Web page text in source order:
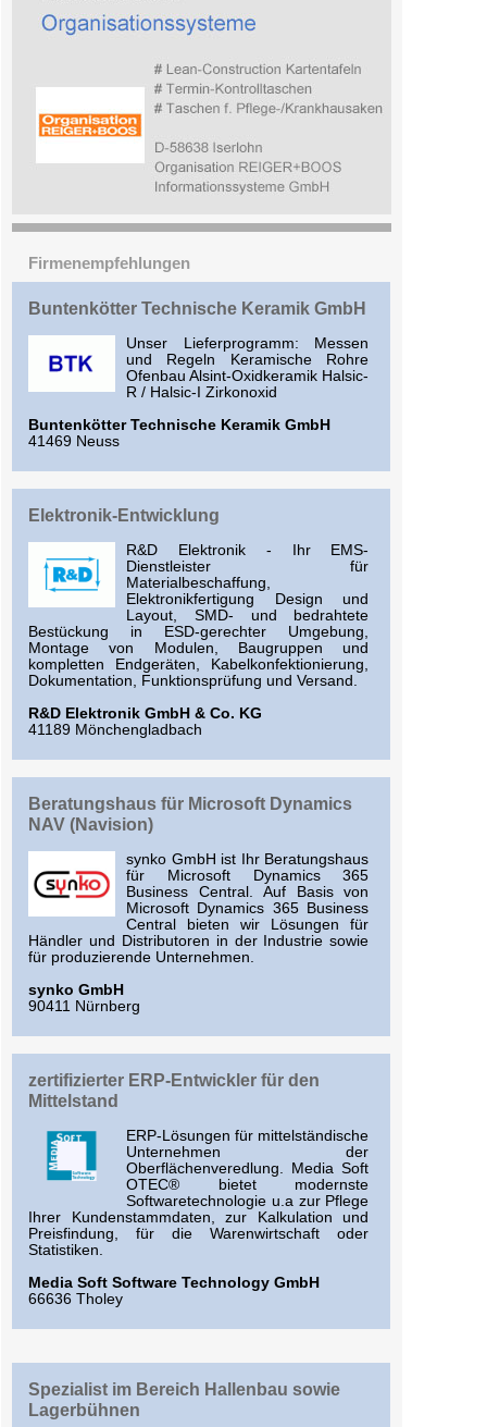
Firmenempfehlungen
Buntenkötter Technische Keramik GmbH
Unser Lieferprogramm: Messen
und Regeln Keramische Rohre
Ofenbau Alsint-Oxidkeramik Halsic-
R / Halsic-I Zirkonoxid
Buntenkötter Technische Keramik GmbH
41469 Neuss
Elektronik-Entwicklung
R&D Elektronik - Ihr EMS-
Dienstleister für
Materialbeschaffung,
Elektronikfertigung Design und
Layout, SMD- und bedrahtete
Bestückung in ESD-gerechter Umgebung,
Montage von Modulen, Baugruppen und
kompletten Endgeräten, Kabelkonfektionierung,
Dokumentation, Funktionsprüfung und Versand.
R&D Elektronik GmbH & Co. KG
41189 Mönchengladbach
Beratungshaus für Microsoft Dynamics
NAV (Navision)
synko GmbH ist Ihr Beratungshaus
für Microsoft Dynamics 365
Business Central. Auf Basis von
Microsoft Dynamics 365 Business
Central bieten wir Lösungen für
Händler und Distributoren in der Industrie sowie
für produzierende Unternehmen.
synko GmbH
90411 Nürnberg
zertifizierter ERP-Entwickler für den
Mittelstand
ERP-Lösungen für mittelständische
Unternehmen der
Oberflächenveredlung. Media Soft
OTEC® bietet modernste
Softwaretechnologie u.a zur Pflege
Ihrer Kundenstammdaten, zur Kalkulation und
Preisfindung, für die Warenwirtschaft oder
Statistiken.
Media Soft Software Technology GmbH
66636 Tholey
Spezialist im Bereich Hallenbau sowie
Lagerbühnen